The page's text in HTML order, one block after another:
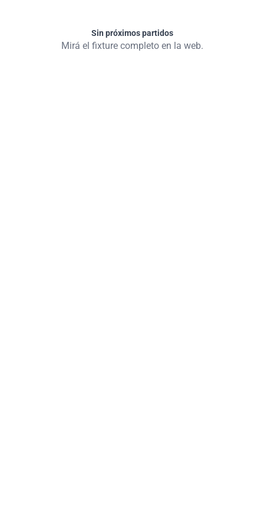
Sin próximos partidos
Mirá el fixture completo en la web.